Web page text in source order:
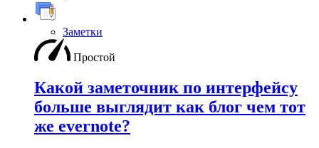
Заметки
Простой
Какой заметочник по интерфейсу
больше выглядит как блог чем тот
же evernote?